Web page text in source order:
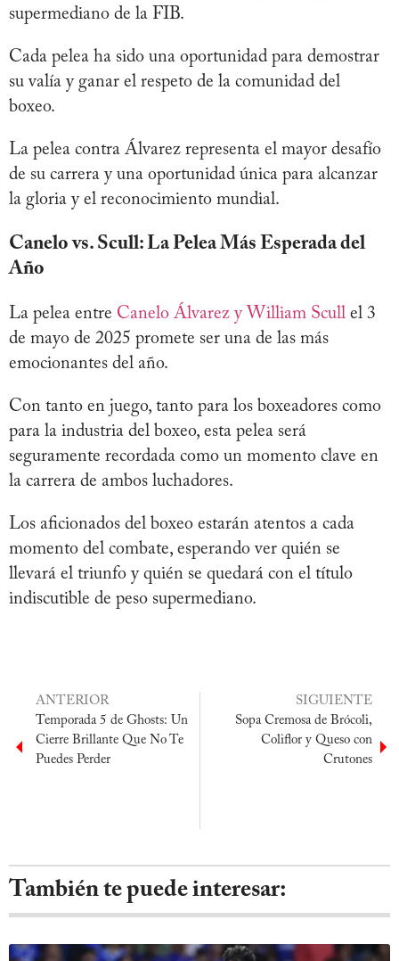
supermediano de la FIB.
Cada pelea ha sido una oportunidad para demostrar
su valía y ganar el respeto de la comunidad del
boxeo.
La pelea contra Álvarez representa el mayor desafío
de su carrera y una oportunidad única para alcanzar
la gloria y el reconocimiento mundial.
Canelo vs. Scull: La Pelea Más Esperada del
Año
La pelea entre Canelo Álvarez y William Scull el 3
de mayo de 2025 promete ser una de las más
emocionantes del año.
Con tanto en juego, tanto para los boxeadores como
para la industria del boxeo, esta pelea será
seguramente recordada como un momento clave en
la carrera de ambos luchadores.
Los aficionados del boxeo estarán atentos a cada
momento del combate, esperando ver quién se
llevará el triunfo y quién se quedará con el título
indiscutible de peso supermediano.
ANTERIOR
Temporada 5 de Ghosts: Un
Cierre Brillante Que No Te
Puedes Perder
SIGUIENTE
Sopa Cremosa de Brócoli,
Coliflor y Queso con
Crutones
También te puede interesar: